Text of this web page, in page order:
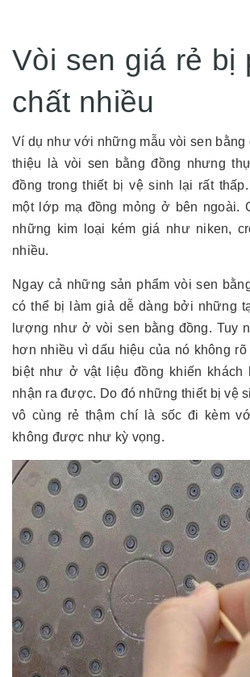
Vòi sen giá rẻ bị
chất nhiều
Ví dụ như với những mẫu vòi sen bằng
thiệu là vòi sen bằng đồng nhưng
đồng trong thiết bị vệ sinh lại rất
một lớp mạ đồng mỏng ở bên ngoài.
những kim loại kém giá như niken,
nhiều.
Ngay cả những sản phẩm vòi sen
có thể bị làm giả dễ dàng bởi những
lượng như ở vòi sen bằng đồng. Tuy
hơn nhiều vì dấu hiệu của nó không
biệt như ở vật liệu đồng khiến khách
nhận ra được. Do đó những thiết bị vệ
vô cùng rẻ thậm chí là sốc đi kèm
không được như kỳ vọng.